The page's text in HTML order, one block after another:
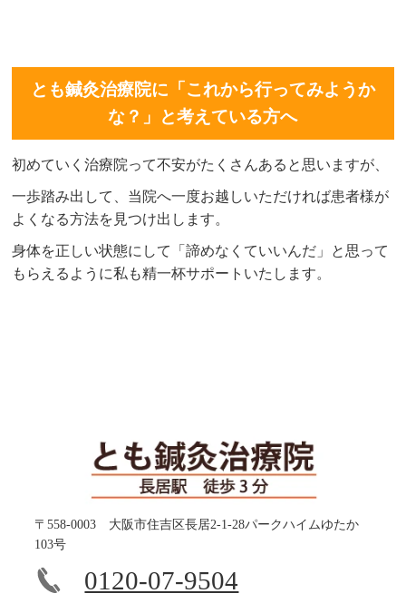
とも鍼灸治療院に「これから行ってみようか
な？」と考えている方へ
初めていく治療院って不安がたくさんあると思いますが、
一歩踏み出して、当院へ一度お越しいただければ患者様が
よくなる方法を見つけ出します。
身体を正しい状態にして「諦めなくていいんだ」と思って
もらえるように私も精一杯サポートいたします。
〒558-0003 大阪市住吉区長居2-1-28パークハイムゆたか
103号
0120-07-9504